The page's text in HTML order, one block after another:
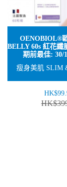
OENOBIOL®
BELLY 60s 紅花纖
期前最佳: 30/
瘦身美肌 SLIM